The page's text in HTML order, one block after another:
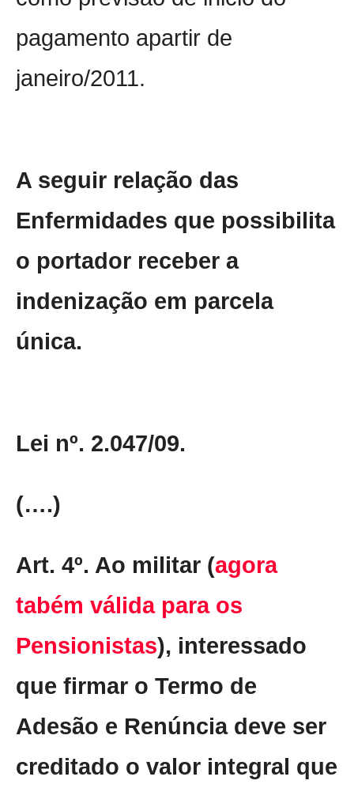
pagamento apartir de
janeiro/2011.
A seguir relação das
Enfermidades que possibilita
o portador receber a
indenização em parcela
única.
Lei nº. 2.047/09.
(….)
Art. 4º. Ao militar (agora
tabém válida para os
Pensionistas), interessado
que firmar o Termo de
Adesão e Renúncia deve ser
creditado o valor integral que